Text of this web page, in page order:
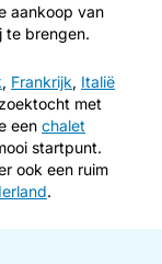
aankoop van
te brengen.
, Frankrijk, Italië
met
een chalet
startpunt.
ook een ruim
.